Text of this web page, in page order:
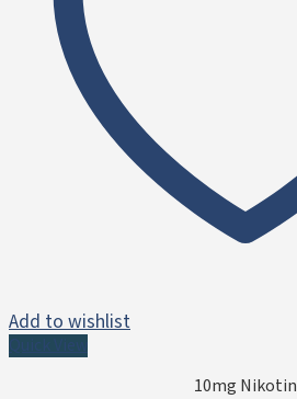
Add to wishlist
10mg Nikotin